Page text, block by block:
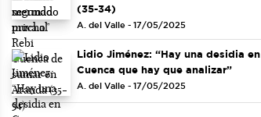
(35-34)
A. del Valle - 17/05/2025
Lidio Jiménez: “Hay una desidia en
Cuenca que hay que analizar”
A. del Valle - 17/05/2025